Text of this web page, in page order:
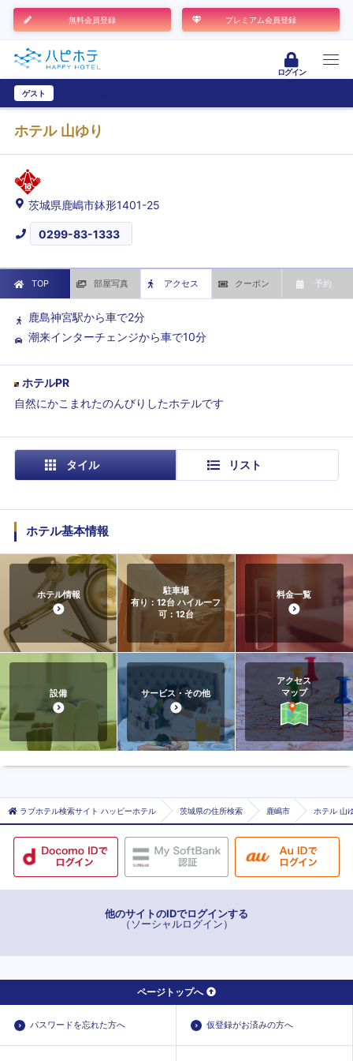
無料会員登録 プレミアム会員登録
ログイン
ゲスト
ホテル 山ゆり
茨城県鹿嶋市鉢形1401-25
0299-83-1333
TOP 部屋写真 アクセス クーポン 予約
鹿島神宮駅から車で2分
潮来インターチェンジから車で10分
ホテルPR
自然にかこまれたのんびりしたホテルです
タイル リスト
ホテル基本情報
ホテル情報
駐車場
有り：12台 ハイルーフ
可：12台
料金一覧
設備 サービス・その他
アクセス
マップ
ラブホテル検索サイト ハッピーホテル 茨城県の住所検索 鹿嶋市 ホテル 山
他のサイトのIDでログインする
（ソーシャルログイン）
ページトップへ
パスワードを忘れた方へ 仮登録がお済みの方へ